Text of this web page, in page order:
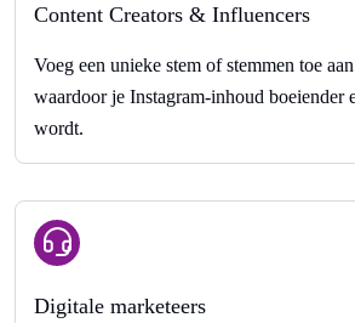
Content Creators & Influencers
Voeg een unieke stem of stemmen toe
waardoor je Instagram-inhoud boeiender
wordt.
Digitale marketeers